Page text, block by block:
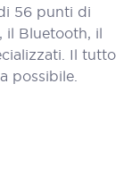
56 punti di
il Bluetooth, il
Il tutto
possibile.